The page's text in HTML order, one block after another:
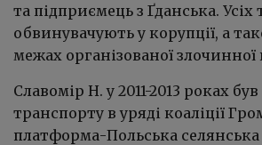
та підприємець з Ґданська. Усіх
обвинувачують у корупції, а
межах організованої злочинної
Славомір Н. у 2011-2013 роках
транспорту в уряді коаліції
платформа-Польська селянська